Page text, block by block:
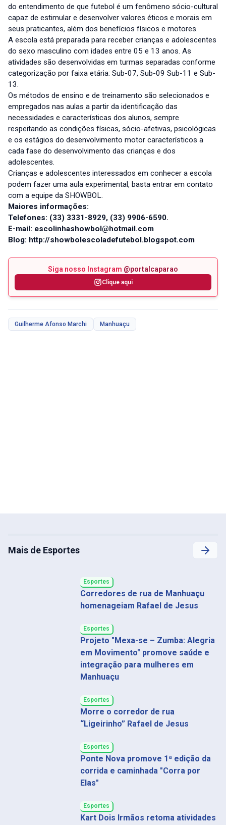
do entendimento de que futebol é um fenômeno sócio-cultural
capaz de estimular e desenvolver valores éticos e morais em
seus praticantes, além dos benefícios físicos e motores.
A escola está preparada para receber crianças e adolescentes
do sexo masculino com idades entre 05 e 13 anos. As
atividades são desenvolvidas em turmas separadas conforme
categorização por faixa etária: Sub-07, Sub-09 Sub-11 e Sub-
13.
Os métodos de ensino e de treinamento são selecionados e
empregados nas aulas a partir da identificação das
necessidades e características dos alunos, sempre
respeitando as condições físicas, sócio-afetivas, psicológicas
e os estágios do desenvolvimento motor característicos a
cada fase do desenvolvimento das crianças e dos
adolescentes.
Crianças e adolescentes interessados em conhecer a escola
podem fazer uma aula experimental, basta entrar em contato
com a equipe da SHOWBOL.
Maiores informações:
Telefones: (33) 3331-8929, (33) 9906-6590.
E-mail: escolinhashowbol@hotmail.com
Blog: http://showbolescoladefutebol.blogspot.com
Siga nosso Instagram @portalcaparao
Clique aqui
Guilherme Afonso Marchi Manhuaçu
Mais de Esportes
Esportes
Corredores de rua de Manhuaçu
homenageiam Rafael de Jesus
Esportes
Projeto "Mexa-se – Zumba: Alegria
em Movimento" promove saúde e
integração para mulheres em
Manhuaçu
Esportes
Morre o corredor de rua
“Ligeirinho” Rafael de Jesus
Esportes
Ponte Nova promove 1ª edição da
corrida e caminhada "Corra por
Elas"
Esportes
Kart Dois Irmãos retoma atividades